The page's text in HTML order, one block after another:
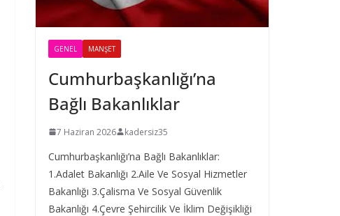
GENEL MANŞET
Cumhurbaşkanlığı’na
Bağlı Bakanlıklar
7 Haziran 2026 kadersiz35
Cumhurbaşkanlığı’na Bağlı Bakanlıklar:
1.Adalet Bakanlığı 2.Aile Ve Sosyal Hizmetler
Bakanlığı 3.Çalisma Ve Sosyal Güvenlik
Bakanlığı 4.Çevre Şehircilik Ve İklim Değişikliği